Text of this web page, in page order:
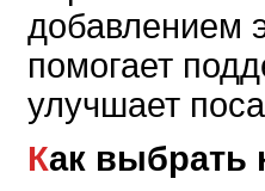
добавлением
помогает
улучшает
Как